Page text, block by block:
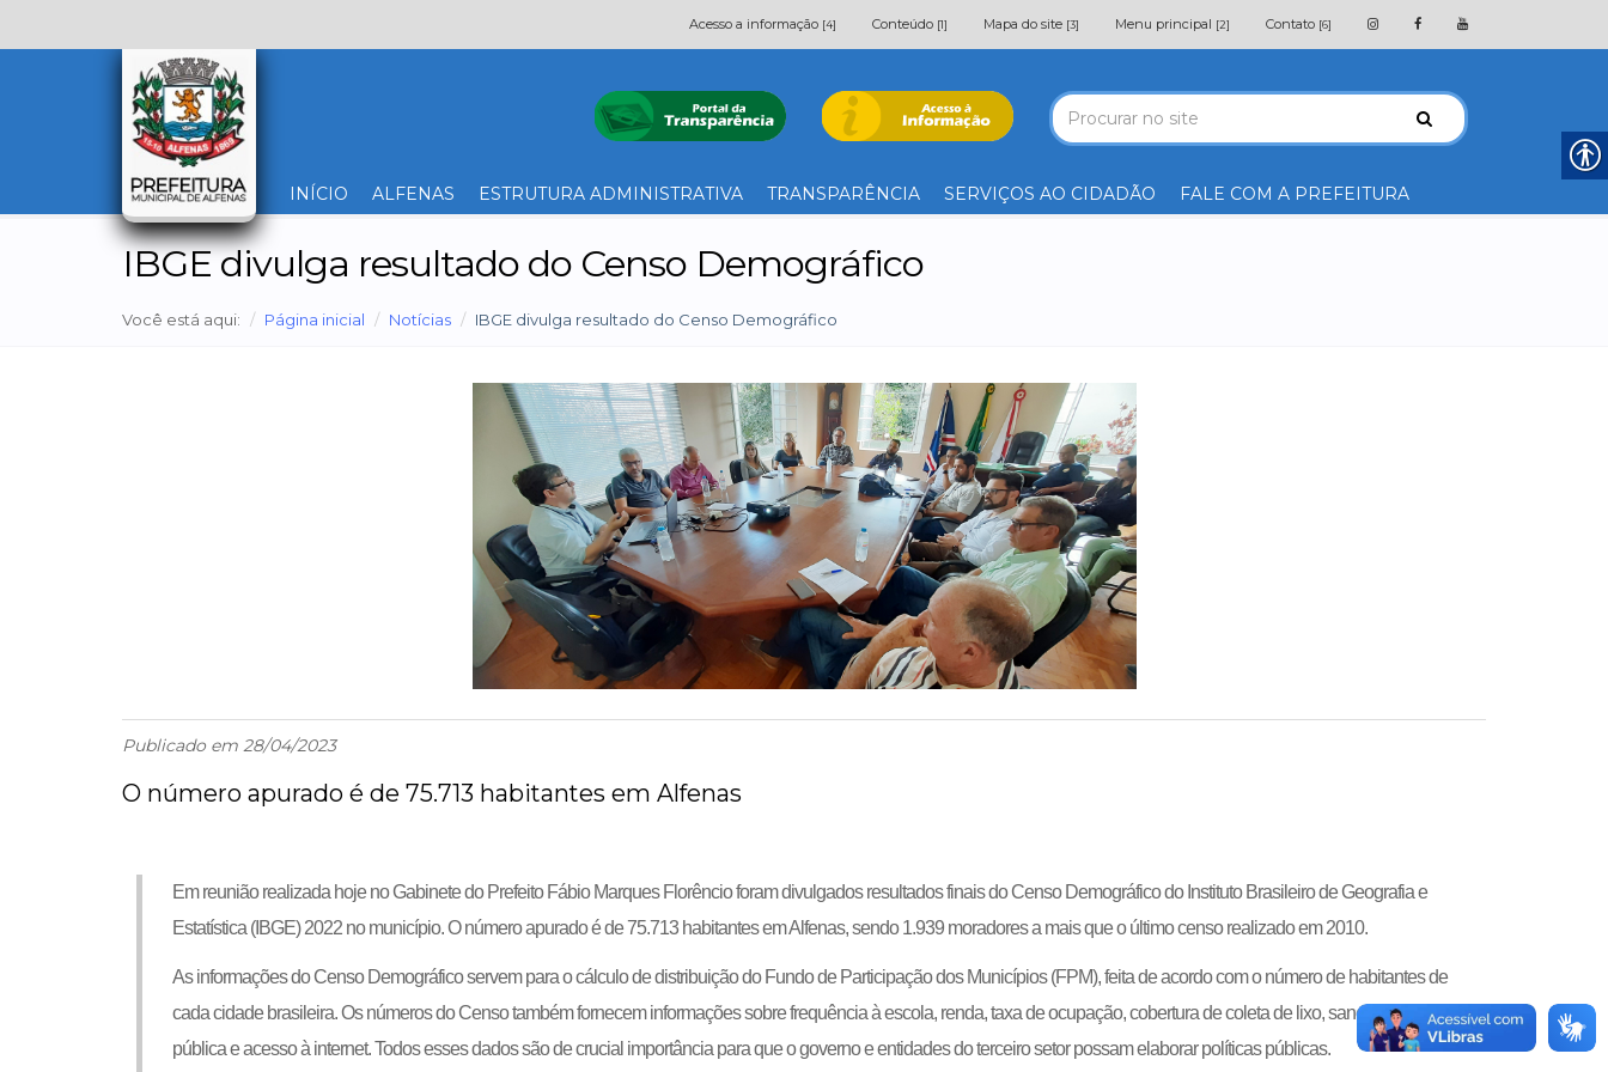
Acesso a informação [4] Conteúdo [1] Mapa do site [3] Menu principal [2] Contato [6]
INÍCIO ALFENAS ESTRUTURA ADMINISTRATIVA TRANSPARÊNCIA SERVIÇOS AO CIDADÃO FALE COM A PREFEITURA
IBGE divulga resultado do Censo Demográfico
Você está aqui: Página inicial Notícias IBGE divulga resultado do Censo Demográfico
Publicado em 28/04/2023
O número apurado é de 75.713 habitantes em Alfenas
Em reunião realizada hoje no Gabinete do Prefeito Fábio Marques Florêncio foram divulgados resultados finais do Censo Demográfico do Instituto Brasileiro de Geografia e
Estatística (IBGE) 2022 no município. O número apurado é de 75.713 habitantes em Alfenas, sendo 1.939 moradores a mais que o último censo realizado em 2010.
As informações do Censo Demográfico servem para o cálculo de distribuição do Fundo de Participação dos Municípios (FPM), feita de acordo com o número de habitantes de
cada cidade brasileira. Os números do Censo também fornecem informações sobre frequência à escola, renda, taxa de ocupação, cobertura de coleta de lixo, saneamento, energia
pública e acesso à internet. Todos esses dados são de crucial importância para que o governo e entidades do terceiro setor possam elaborar políticas públicas.